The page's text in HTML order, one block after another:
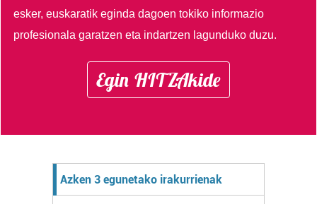
esker, euskaratik eginda dagoen tokiko informazio
profesionala garatzen eta indartzen lagunduko duzu.
Egin HITZAkide
Azken 3 egunetako irakurrienak